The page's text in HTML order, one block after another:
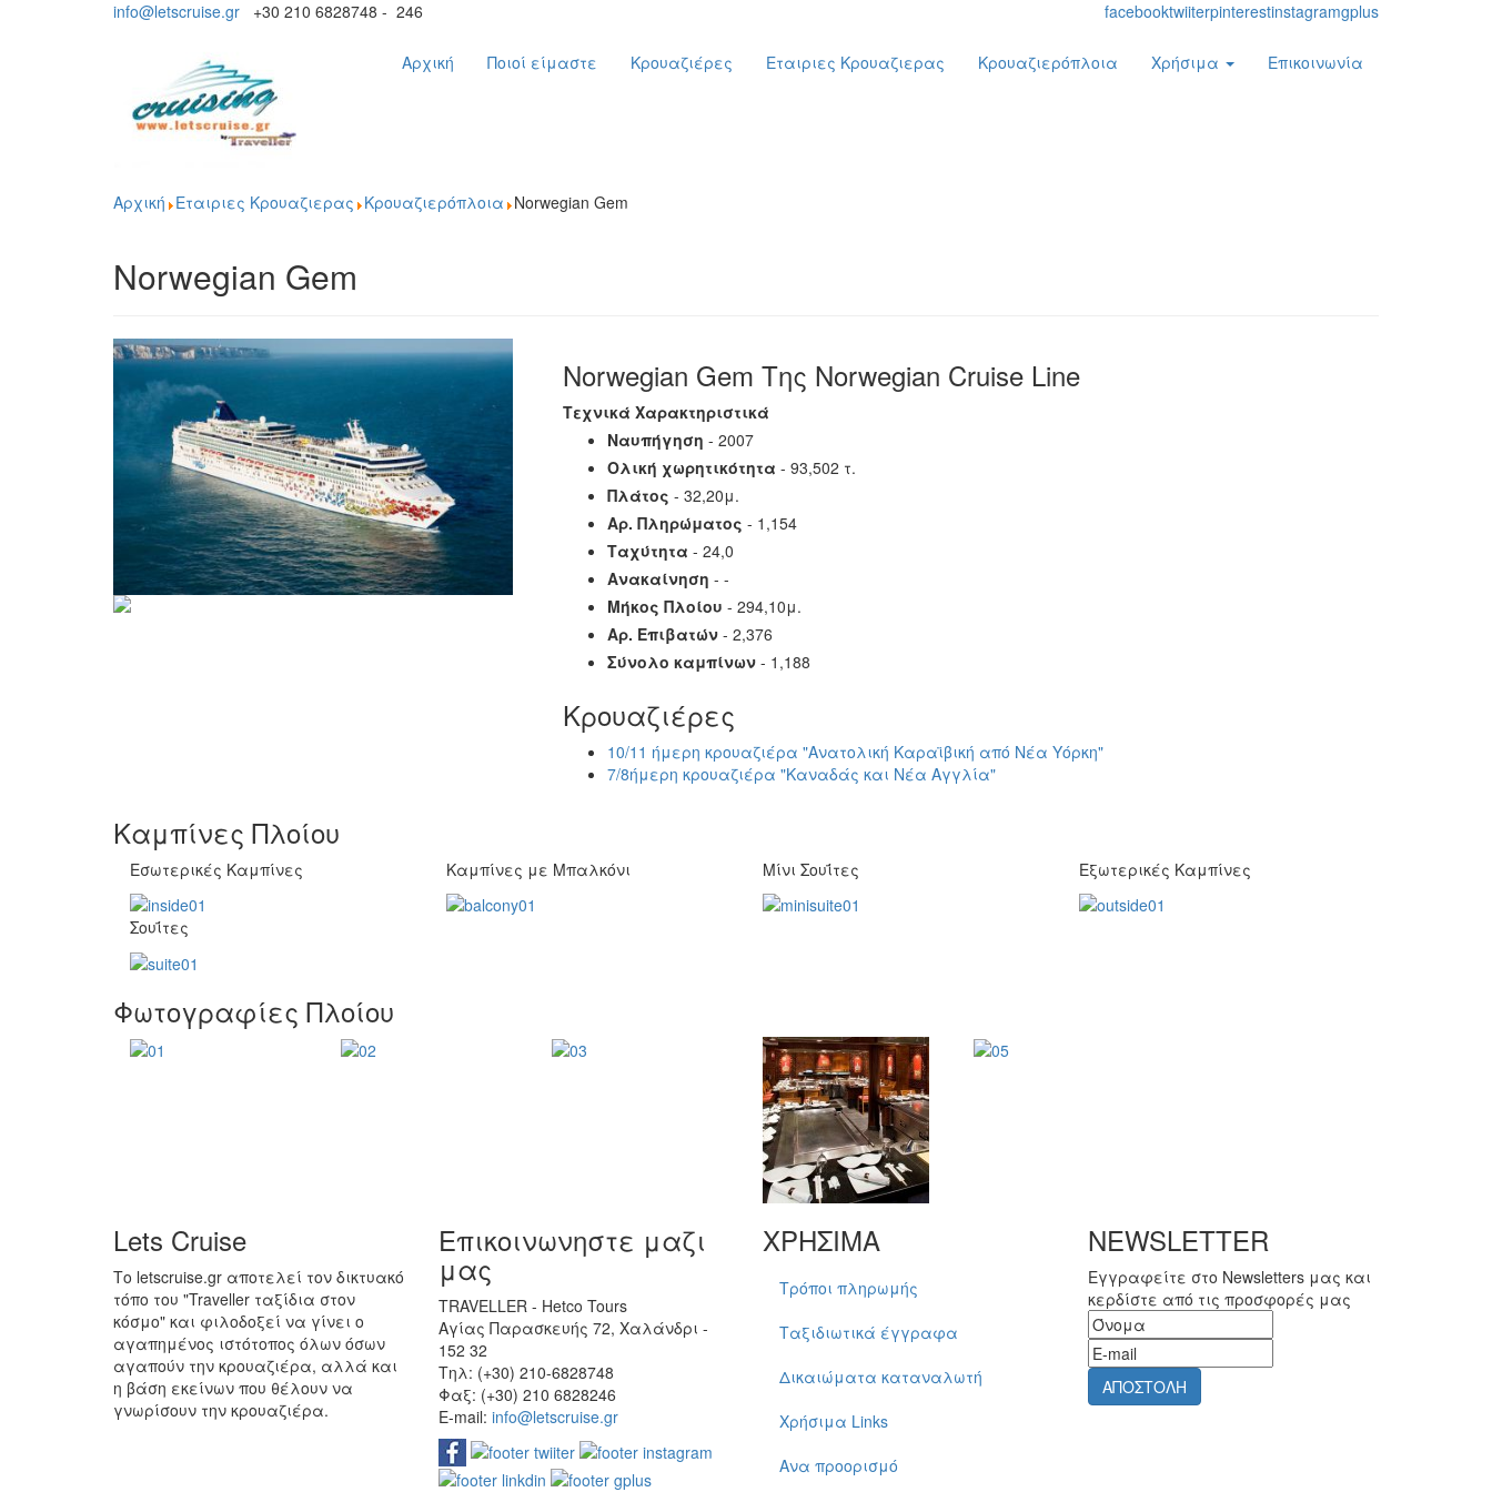
info@letscruise.gr +30 210 6828748 - 246 facebooktwiiterpinterestinstagramgplus
Αρχική Ποιοί είμαστε Κρουαζιέρες Εταιριες Κρουαζιερας Κρουαζιερόπλοια Χρήσιμα Επικοινωνία
Αρχική Εταιριες Κρουαζιερας Κρουαζιερόπλοια Norwegian Gem
Norwegian Gem
Norwegian Gem Της Norwegian Cruise Line
Τεχνικά Χαρακτηριστικά
Ναυπήγηση - 2007
Ολική χωρητικότητα - 93,502 τ.
Πλάτος - 32,20μ.
Αρ. Πληρώματος - 1,154
Ταχύτητα - 24,0
Ανακαίνηση - -
Μήκος Πλοίου - 294,10μ.
Αρ. Επιβατών - 2,376
Σύνολο καμπίνων - 1,188
Κρουαζιέρες
10/11 ήμερη κρουαζιέρα "Ανατολική Καραϊβική από Νέα Υόρκη"
7/8ήμερη κρουαζιέρα "Καναδάς και Νέα Αγγλία"
Καμπίνες Πλοίου
Εσωτερικές Καμπίνες Καμπίνες με Μπαλκόνι Μίνι Σουΐτες Εξωτερικές Καμπίνες
Σουΐτες
Φωτογραφίες Πλοίου
Lets Cruise
Το letscruise.gr αποτελεί τον δικτυακό
τόπο του "Traveller ταξίδια στον
κόσμο" και φιλοδοξεί να γίνει ο
αγαπημένος ιστότοπος όλων όσων
αγαπούν την κρουαζιέρα, αλλά και
η βάση εκείνων που θέλουν να
γνωρίσουν την κρουαζιέρα.
Επικοινωνηστε μαζι
μας
TRAVELLER - Hetco Tours
Αγίας Παρασκευής 72, Χαλάνδρι -
152 32
Τηλ: (+30) 210-6828748
Φαξ: (+30) 210 6828246
E-mail: info@letscruise.gr
ΧΡΗΣΙΜΑ
Τρόποι πληρωμής
Ταξιδιωτικά έγγραφα
Δικαιώματα καταναλωτή
Χρήσιμα Links
Ανα προορισμό
NEWSLETTER
Εγγραφείτε στο Newsletters μας και
κερδίστε από τις προσφορές μας